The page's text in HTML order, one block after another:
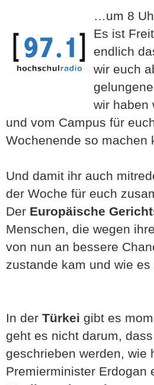
…um 8
Es ist
endlich
wir euch
wir haben
und vom Campus für
Wochenende so machen
Und damit ihr auch
der Woche für euch
Der Europäische
Menschen, die wegen
von nun an bessere
zustande kam und wie
In der Türkei gibt es
geht es nicht darum,
geschrieben werden, wie
Premierminister Erdogan